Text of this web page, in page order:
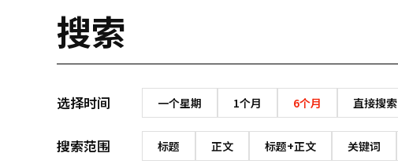
搜索
选择时间 一个星期 1个月 6个月 直接搜索
搜索范围 标题 正文 标题+正文 关键词